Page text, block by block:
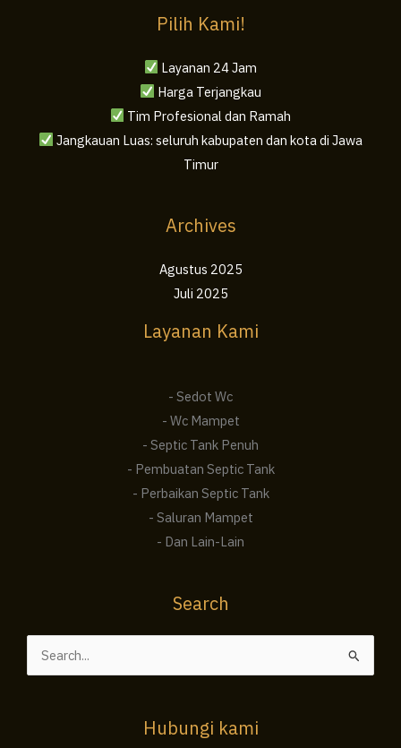
Pilih Kami!
Layanan 24 Jam
Harga Terjangkau
Tim Profesional dan Ramah
Jangkauan Luas: seluruh kabupaten dan kota di Jawa
Timur
Archives
Agustus 2025
Juli 2025
Layanan Kami
- Sedot Wc
- Wc Mampet
- Septic Tank Penuh
- Pembuatan Septic Tank
- Perbaikan Septic Tank
- Saluran Mampet
- Dan Lain-Lain
Search
Cari
Hubungi kami